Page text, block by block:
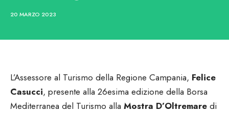
20 MARZO 2023
L’Assessore al Turismo della Regione Campania, Felice
Casucci, presente alla 26esima edizione della Borsa
Mediterranea del Turismo alla Mostra D’Oltremare di